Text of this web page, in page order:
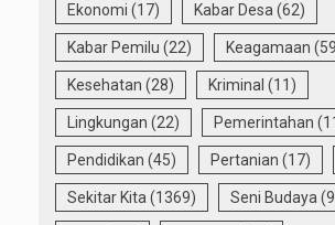
Ekonomi (17) Kabar Desa (62)
Kabar Pemilu (22) Keagamaan
Kesehatan (28) Kriminal (11)
Lingkungan (22) Pemerintahan
Pendidikan (45) Pertanian (17)
Sekitar Kita (1369) Seni Budaya